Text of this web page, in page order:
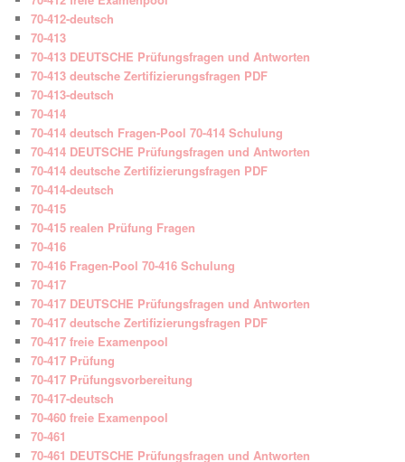
70-412-deutsch
70-413
70-413 DEUTSCHE Prüfungsfragen und Antworten
70-413 deutsche Zertifizierungsfragen PDF
70-413-deutsch
70-414
70-414 deutsch Fragen-Pool 70-414 Schulung
70-414 DEUTSCHE Prüfungsfragen und Antworten
70-414 deutsche Zertifizierungsfragen PDF
70-414-deutsch
70-415
70-415 realen Prüfung Fragen
70-416
70-416 Fragen-Pool 70-416 Schulung
70-417
70-417 DEUTSCHE Prüfungsfragen und Antworten
70-417 deutsche Zertifizierungsfragen PDF
70-417 freie Examenpool
70-417 Prüfung
70-417 Prüfungsvorbereitung
70-417-deutsch
70-460 freie Examenpool
70-461
70-461 DEUTSCHE Prüfungsfragen und Antworten